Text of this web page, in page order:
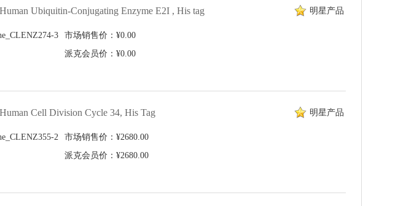
Ubiquitin-Conjugating Enzyme E2I , His tag 明星产品
3
市场销售价：¥0.00
派克会员价：¥0.00
Cell Division Cycle 34, His Tag 明星产品
2
市场销售价：¥2680.00
派克会员价：¥2680.00